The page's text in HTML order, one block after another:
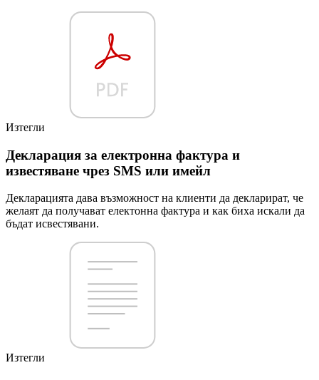
Изтегли
Декларация за електронна фактура и
известяване чрез SMS или имейл
Декларацията дава възможност на клиенти да декларират, че
желаят да получават електонна фактура и как биха искали да
бъдат исвестявани.
Изтегли